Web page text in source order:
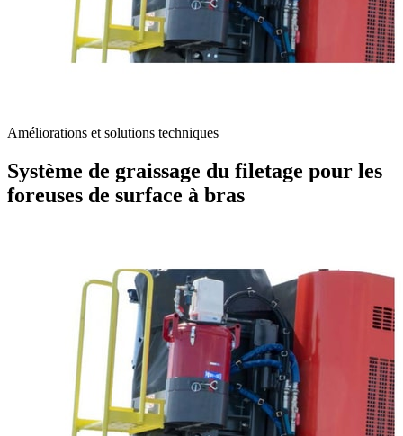
Améliorations et solutions techniques
Système de graissage du filetage pour les
foreuses de surface à bras